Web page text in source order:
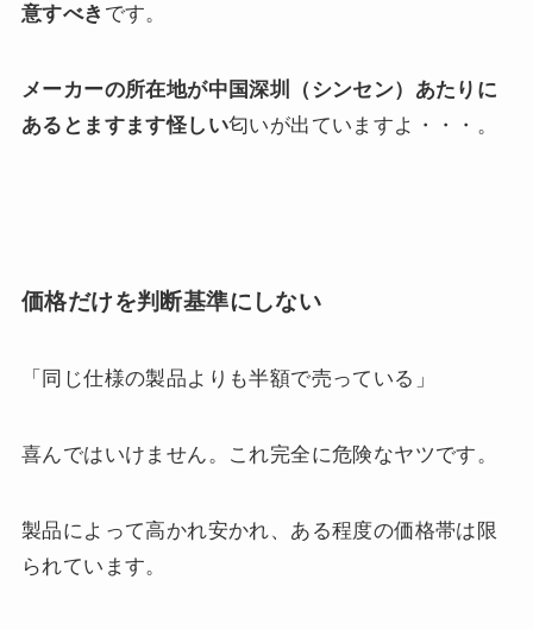
意すべき です。
メーカーの所在地が中国深圳（シンセン）あたりに
あるとますます怪しい匂いが出ていますよ・・・。
価格だけを判断基準にしない
「同じ仕様の製品よりも半額で売っている」
喜んではいけません。これ完全に危険なヤツです。
製品によって高かれ安かれ、ある程度の価格帯は限
られています。